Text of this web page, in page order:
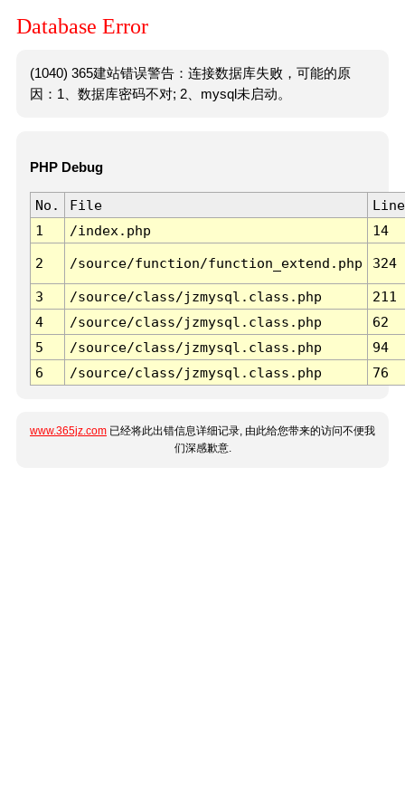
Database Error
(1040) 365建站错误警告：连接数据库失败，可能的原
因：1、数据库密码不对; 2、mysql未启动。
PHP Debug
No. File
Line
1
/index.php 14
2 /source/function/function_extend.php 324
3 /source/class/jzmysql.class.php
211
4
/source/class/jzmysql.class.php
62
5
/source/class/jzmysql.class.php
94
6
/source/class/jzmysql.class.php 76
www.365jz.com 已经将此出错信息详细记录, 由此给您带来的访问不便我
们深感歉意.